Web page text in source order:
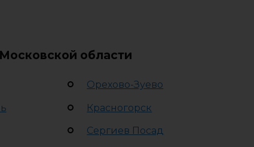
области
Орехово-Зуево
Красногорск
Сергиев Посад